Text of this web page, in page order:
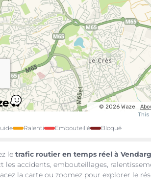
Ralenti Embouteillé Bloqué
le trafic routier en temps réel à
les accidents, embouteillages,
la carte ou zoomez pour explorer le